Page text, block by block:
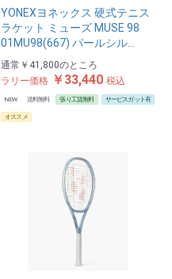
YONEXヨネックス 硬式テニス
ラケット ミューズ MUSE 98
01MU98(667) パールシル…
通常 ￥41,800のところ
ラリー価格 ￥33,440 税込
NEW 送料無料 張り工賃無料 サービスガット有
オススメ